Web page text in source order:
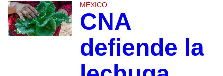
MÉXICO
CNA
defiende la